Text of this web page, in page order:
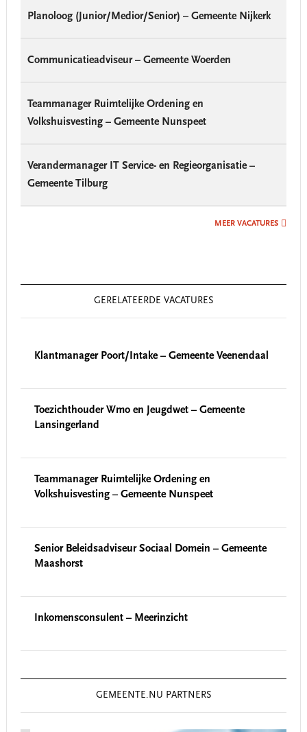
Planoloog (Junior/Medior/Senior) – Gemeente Nijkerk
Communicatieadviseur – Gemeente Woerden
Teammanager Ruimtelijke Ordening en
Volkshuisvesting – Gemeente Nunspeet
Verandermanager IT Service- en Regieorganisatie –
Gemeente Tilburg
MEER VACATURES
GERELATEERDE VACATURES
Klantmanager Poort/Intake – Gemeente Veenendaal
Toezichthouder Wmo en Jeugdwet – Gemeente
Lansingerland
Teammanager Ruimtelijke Ordening en
Volkshuisvesting – Gemeente Nunspeet
Senior Beleidsadviseur Sociaal Domein – Gemeente
Maashorst
Inkomensconsulent – Meerinzicht
GEMEENTE.NU PARTNERS